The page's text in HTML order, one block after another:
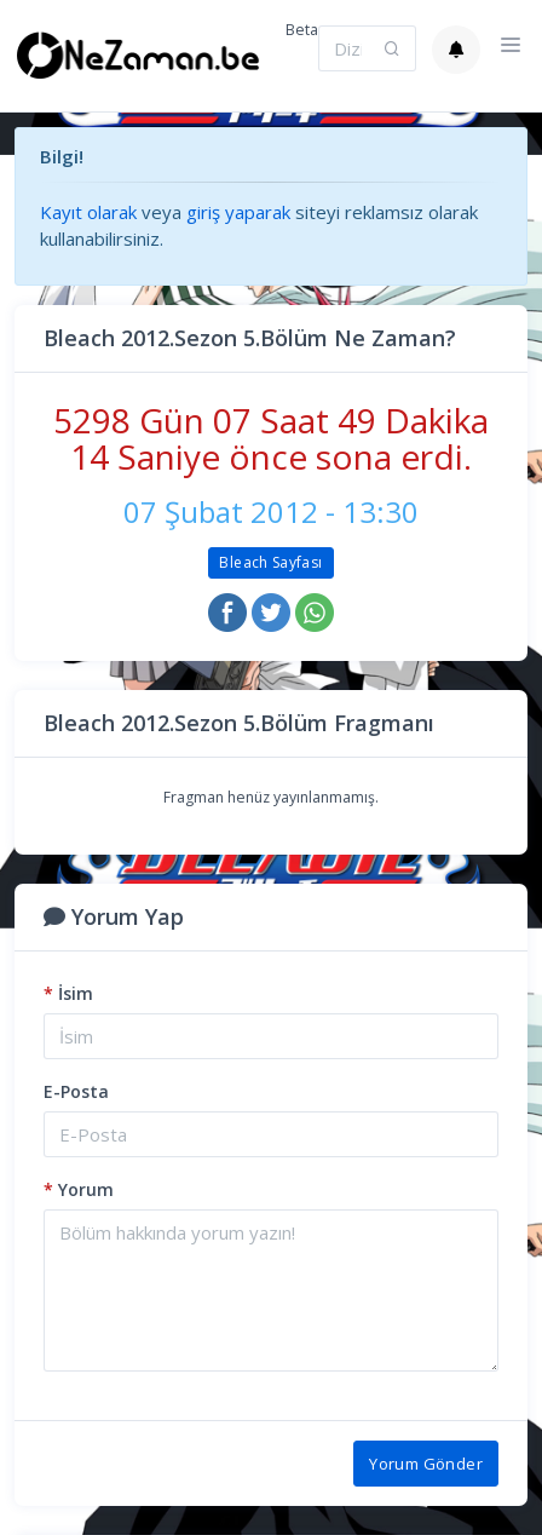
Beta
Bilgi!
Kayıt olarak veya giriş yaparak siteyi reklamsız olarak
kullanabilirsiniz.
Bleach 2012.Sezon 5.Bölüm Ne Zaman?
5298 Gün 07 Saat 49 Dakika
14 Saniye önce sona erdi.
07 Şubat 2012 - 13:30
Bleach Sayfası
Bleach 2012.Sezon 5.Bölüm Fragmanı
Fragman henüz yayınlanmamış.
Yorum Yap
* İsim
E-Posta
* Yorum
Yorum Gönder